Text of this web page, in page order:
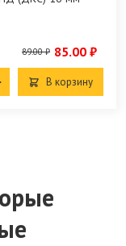
89.00 ₽ 85.00 ₽
В корзину